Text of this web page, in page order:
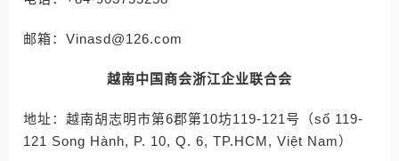
邮箱：Vinasd@126.com
越南中国商会浙江企业联合会
地址：越南胡志明市第6郡第10坊119-121号（số 119-
121 Song Hành, P. 10, Q. 6, TP.HCM, Việt Nam）